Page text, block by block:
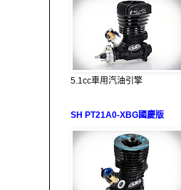
5.1cc車用汽油引擎
SH PT21A0-XBG國慶版